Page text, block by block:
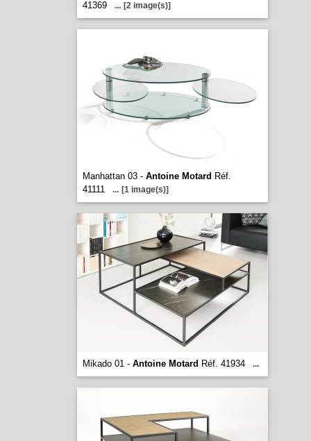
41369
... [2 image(s)]
Manhattan 03 - Antoine Motard Réf.
41111
... [1 image(s)]
Mikado 01 - Antoine Motard Réf. 41934 ...